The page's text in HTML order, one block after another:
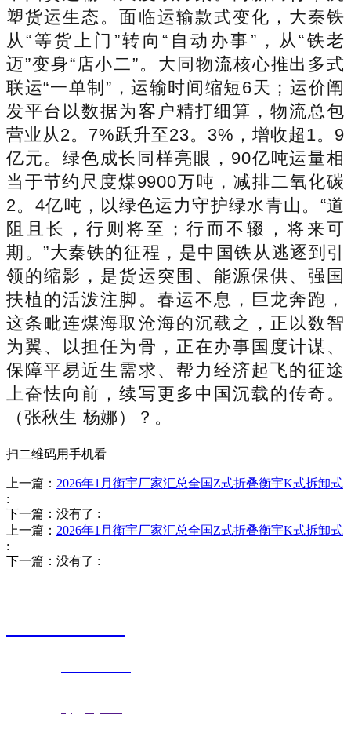
塑货运生态。面临运输款式变化，大秦铁
从“等货上门”转向“自动办事”，从“铁老
迈”变身“店小二”。大同物流核心推出多式
联运“一单制”，运输时间缩短6天；运价阐
发平台以数据为客户精打细算，物流总包
营业从2。7%跃升至23。3%，增收超1。9
亿元。绿色成长同样亮眼，90亿吨运量相
当于节约尺度煤9900万吨，减排二氧化碳
2。4亿吨，以绿色运力守护绿水青山。“道
阻且长，行则将至；行而不辍，将来可
期。”大秦铁的征程，是中国铁从逃逐到引
领的缩影，是货运突围、能源保供、强国
扶植的活泼注脚。春运不息，巨龙奔跑，
这条毗连煤海取沧海的沉载之，正以数智
为翼、以担任为骨，正在办事国度计谋、
保障平易近生需求、帮力经济起飞的征途
上奋怯向前，续写更多中国沉载的传奇。
（张秋生 杨娜）？。
扫二维码用手机看
上一篇： 2026年1月衡宇厂家汇总全国Z式折叠衡宇K式拆卸式
:
下一篇：没有了 :
上一篇： 2026年1月衡宇厂家汇总全国Z式折叠衡宇K式拆卸式
:
下一篇：没有了 :